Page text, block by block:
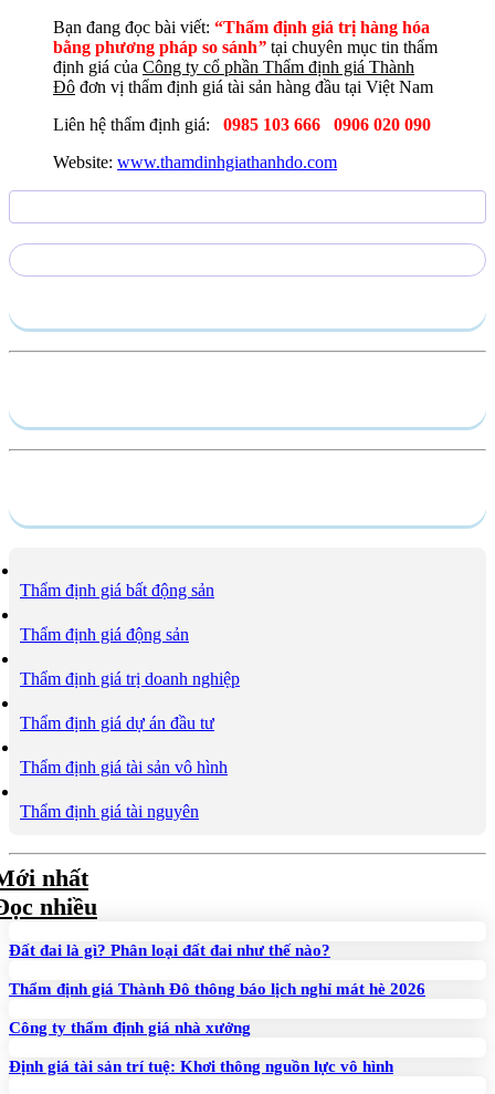
Bạn đang đọc bài viết: “Thẩm định giá trị hàng hóa
bằng phương pháp so sánh” tại chuyên mục tin thẩm
định giá của Công ty cổ phần Thẩm định giá Thành
Đô đơn vị thẩm định giá tài sản hàng đầu tại Việt Nam
Liên hệ thẩm định giá:
0985 103 666
0906 020 090
Website: www.thamdinhgiathanhdo.com
Thẩm định giá bất động sản
Thẩm định giá động sản
Thẩm định giá trị doanh nghiệp
Thẩm định giá dự án đầu tư
Thẩm định giá tài sản vô hình
Thẩm định giá tài nguyên
nhất
nhiều
Đất đai là gì? Phân loại đất đai như thế nào?
Thẩm định giá Thành Đô thông báo lịch nghỉ mát hè 2026
Công ty thẩm định giá nhà xưởng
Định giá tài sản trí tuệ: Khơi thông nguồn lực vô hình